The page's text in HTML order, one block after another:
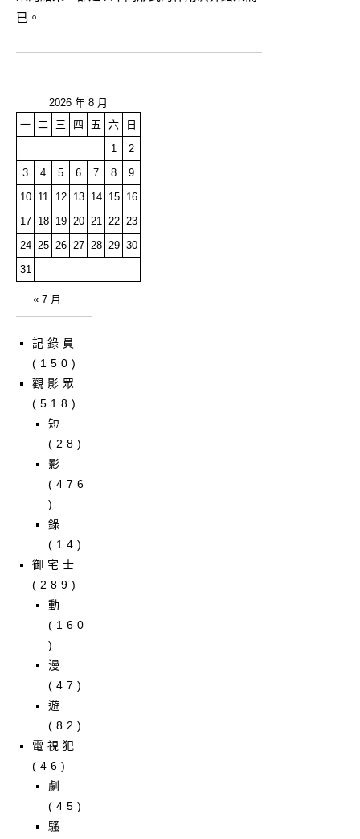
已。
2026 年 8 月
一 二 三 四 五 六
日
1
2
3
4 5 6 7 8
9
10
11 12 13 14 15
16
17
18 19 20 21 22 23
24 25 26 27 28 29 30
31
« 7 月
記錄員
(150)
觀影眾
(518)
短
(28)
影
(476
)
錄
(14)
御宅士
(289)
動
(160
)
漫
(47)
遊
(82)
電視犯
(46)
劇
(45)
騷